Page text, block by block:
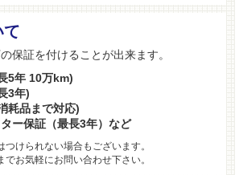
て
保証を付けることが出来ます。
5年 10万km)
3年)
耗品まで対応)
ー保証（最長3年）など
けられない場合もございます。
お気軽にお問い合わせ下さい。